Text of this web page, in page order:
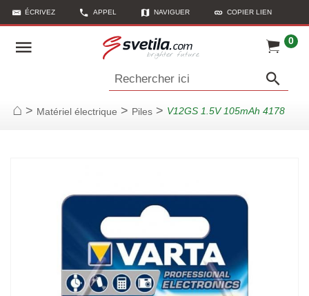
ÉCRIVEZ APPEL NAVIGUER COPIER LIEN
0
Rechercher ici
Page d'accueil
> Matériel électrique > Piles > V12GS 1.5V 105mAh 4178